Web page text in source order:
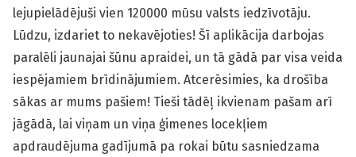
lejupielādējuši vien 120000 mūsu valsts iedzīvotāju.
Lūdzu, izdariet to nekavējoties! Šī aplikācija darbojas
paralēli jaunajai šūnu apraidei, un tā gādā par visa veida
iespējamiem brīdinājumiem. Atcerēsimies, ka drošība
sākas ar mums pašiem! Tieši tādēļ ikvienam pašam arī
jāgādā, lai viņam un viņa ģimenes locekļiem
apdraudējuma gadījumā pa rokai būtu sasniedzama